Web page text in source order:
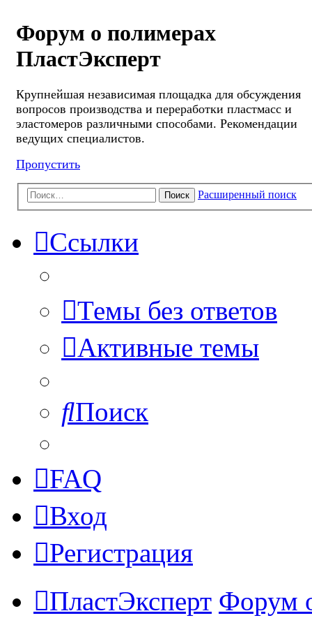
Форум о полимерах
ПластЭксперт
Крупнейшая независимая площадка для обсуждения
вопросов производства и переработки пластмасс и
эластомеров различными способами. Рекомендации
ведущих специалистов.
Пропустить
Поиск Расширенный поиск
Ссылки
Темы без ответов
Активные темы
Поиск
FAQ
Вход
Регистрация
ПластЭксперт Форум